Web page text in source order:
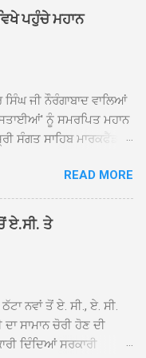
ਪਹੁੰਚੇ ਮਹਾਨ
ਸਿੰਘ ਜੀ ਨੌਰੰਗਾਬਾਦ ਵਾਲਿਆਂ
ਨੂੰ ਸਮਰਪਿਤ ਮਹਾਨ
ਸੰਗਤ ਸਾਹਿਬ ਮਾਰਕਫੈੱਡ
ਦੀ ਅਗਵਾਈ ਵਿੱਚ
ਕੇ ਪਿੰਡ ਭਗਤਪੁਰ,
ਕੁੱਲੀਆਂ, ਰੱਤਾ ਨੌ
ਦਰੀਏਵਾਲ,
ਸੰਤ ਬਾਬਾ ਹਰਜੀਤ ਸਿੰਘ ਤੇ
ਦੀ ਗੂੰਜ ਵਿਚ ਨਿੱਘਾ
ਸ੍ਰੀ ਦਮਦਮਾ ਸਾਹਿਬ
READ MORE
ਏ.ਸੀ. ਤੇ
ਨਵਾਂ ਤੋਂ ਏ. ਸੀ., ਏ. ਸੀ.
ਸਾਮਾਨ ਚੋਰੀ ਹੋਣ ਦੀ
ਦਿੰਦਿਆਂ ਸਰਕਾਰੀ